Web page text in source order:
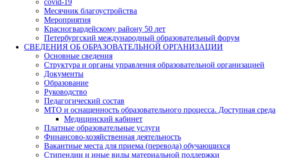
covid-19
Месячник благоустройства
Мероприятия
Красногвардейскому району 50 лет
Петербургский международный образовательный форум
СВЕДЕНИЯ ОБ ОБРАЗОВАТЕЛЬНОЙ ОРГАНИЗАЦИИ
Основные сведения
Структура и органы управления образовательной организацией
Документы
Образование
Руководство
Педагогический состав
МТО и оснащенность образовательного процесса. Доступная среда
Медицинский кабинет
Платные образовательные услуги
Финансово-хозяйственная деятельность
Вакантные места для приема (перевода) обучающихся
Стипендии и иные виды материальной поддержки